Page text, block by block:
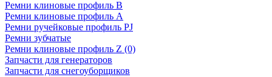
Ремни клиновые профиль B
Ремни клиновые профиль А
Ремни ручейковые профиль PJ
Ремни зубчатые
Ремни клиновые профиль Z (0)
Запчасти для генераторов
Запчасти для снегоуборщиков